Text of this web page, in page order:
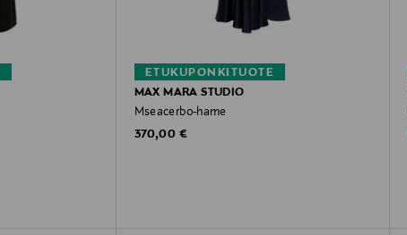
ETUKUPONKITUOTE
MAX MARA STUDIO
Mseacerbo-hame
Original Price
370,00 €